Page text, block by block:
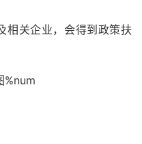
相关企业，会得到政策扶